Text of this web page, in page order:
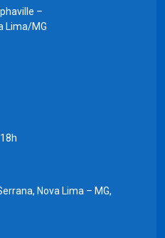
–
Lima/MG
Nova Lima – MG,